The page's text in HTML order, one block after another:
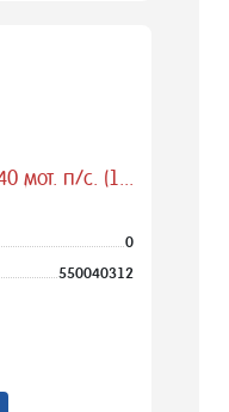
мот. п/с. (1...
0
550040312